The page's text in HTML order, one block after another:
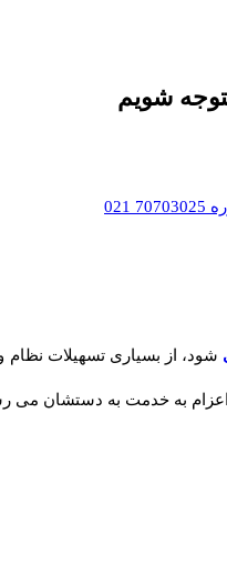
شویم
شود، از بسیاری تسهیلات
به خدمت به دستشان